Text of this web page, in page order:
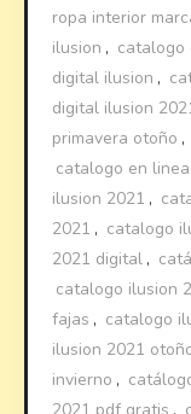
ropa interior
ilusion , catalogo
digital ilusion ,
digital ilusion
primavera otoño ,
catalogo en
ilusion 2021 ,
2021 , catalogo
2021 digital ,
catalogo ilusion
fajas , catalogo
ilusion 2021
invierno ,
2021 pdf gratis ,